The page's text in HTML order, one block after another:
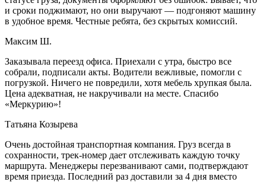
и сроки поджимают, но они выручают — подгоняют машину
в удобное время. Честные ребята, без скрытых комиссий.
Максим Ш.
Заказывала переезд офиса. Приехали с утра, быстро все
собрали, подписали акты. Водители вежливые, помогли с
погрузкой. Ничего не повредили, хотя мебель хрупкая была.
Цена адекватная, не накручивали на месте. Спасибо
«Меркурию»!
Татьяна Козырева
Очень достойная транспортная компания. Груз всегда в
сохранности, трек-номер дает отслеживать каждую точку
маршрута. Менеджеры перезванивают сами, подтверждают
время приезда. Последний раз доставили за 4 дня вместо